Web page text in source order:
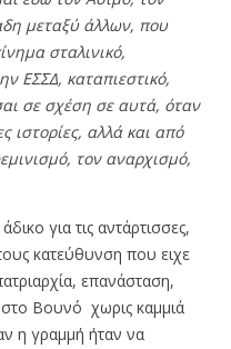
μεταξύ άλλων, που
σταλινικό,
ΕΣΣΔ, καταπιεστικό,
σε σχέση σε αυτά, όταν
ιστορίες, αλλά και από
τον αναρχισμό,
για τις αντάρτισσες,
κατεύθυνση που ειχε
επανάσταση,
στο Βουνό χωρις καμμιά
η γραμμή ήταν να